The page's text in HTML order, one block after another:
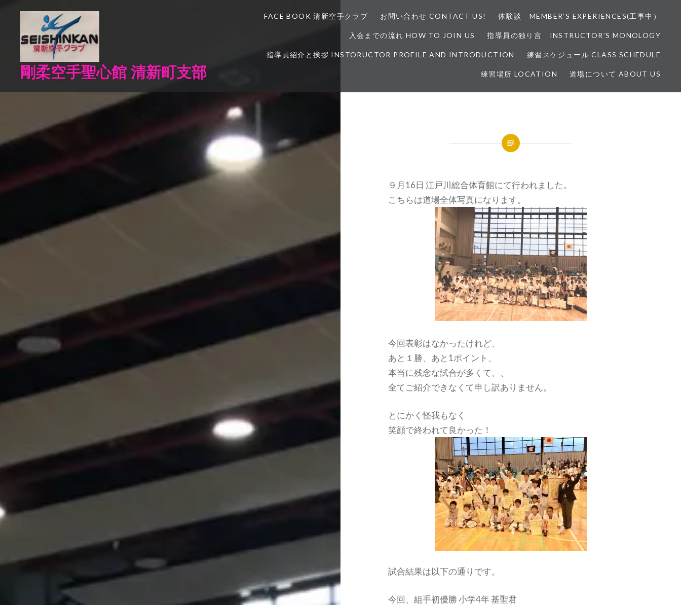
剛柔空手聖心館 清新町支部
FACE BOOK 清新空手クラブ お問い合わせ CONTACT US! 体験談 MEMBER’S EXPERIENCES(工事中）
入会までの流れ HOW TO JOIN US 指導員の独り言 INSTRUCTOR’S MONOLOGY
指導員紹介と挨拶 INSTORUCTOR PROFILE AND INTRODUCTION 練習スケジュール CLASS SCHEDULE
練習場所 LOCATION 道場について ABOUT US
９月16日 江戸川総合体育館にて行われました。
こちらは道場全体写真になります。
今回表彰はなかったけれど、
あと１勝、あと1ポイント、
本当に残念な試合が多くて、、
全てご紹介できなくて申し訳ありません。
とにかく怪我もなく
笑顔で終われて良かった！
試合結果は以下の通りです。
今回、組手初優勝 小学4年 基聖君